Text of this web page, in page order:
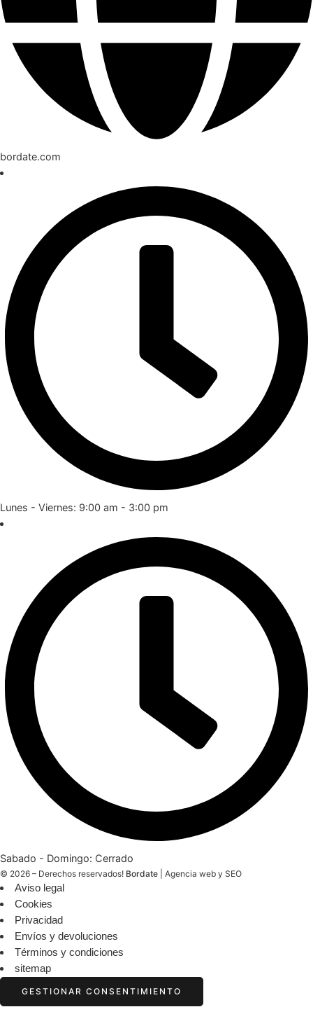
bordate.com
Lunes - Viernes: 9:00 am - 3:00 pm
Sabado - Domingo: Cerrado
© 2026 – Derechos reservados! Bordate Agencia web y SEO
Aviso legal
Cookies
Privacidad
Envíos y devoluciones
Términos y condiciones
sitemap
GESTIONAR CONSENTIMIENTO